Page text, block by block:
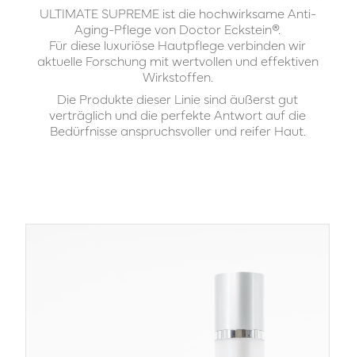
ULTIMATE SUPREME ist die hochwirksame Anti-
Aging-Pflege von Doctor Eckstein®.
Für diese luxuriöse Hautpflege verbinden wir
aktuelle Forschung mit wertvollen und effektiven
Wirkstoffen.
Die Produkte dieser Linie sind äußerst gut
verträglich und die perfekte Antwort auf die
Bedürfnisse anspruchsvoller und reifer Haut.